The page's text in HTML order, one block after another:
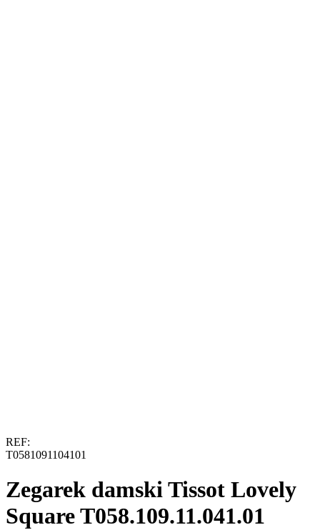
REF:
T0581091104101
Zegarek damski Tissot Lovely
Square T058.109.11.041.01